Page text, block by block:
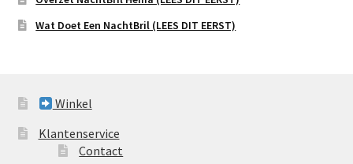
Wat Doet Een NachtBril (LEES DIT EERST)
Winkel
Klantenservice
Contact